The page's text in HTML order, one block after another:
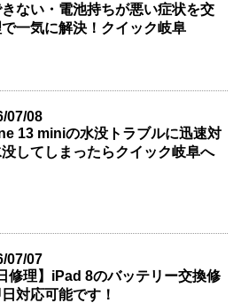
ない・電池持ちが悪い症状を交
一気に解決！クイック岐阜
07/08
13 miniの水没トラブルに迅速対
してしまったらクイック岐阜へ
07/07
修理】iPad 8のバッテリー交換修
対応可能です！